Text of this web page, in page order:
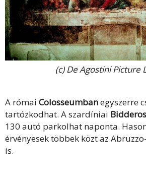
(c) De Agostini Picture
A római Colosseumbanegyszerre
tartózkodhat. A szardíniai
130 autó parkolhat naponta.
érvényesek többek közt az
is.